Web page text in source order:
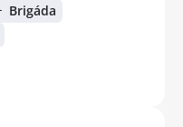
Brigáda